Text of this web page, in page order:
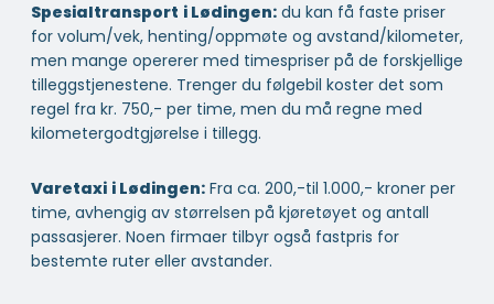
Spesialtransport i Lødingen: du kan få faste priser
for volum/vek, henting/oppmøte og avstand/kilometer,
men mange opererer med timespriser på de forskjellige
tilleggstjenestene. Trenger du følgebil koster det som
regel fra kr. 750,- per time, men du må regne med
kilometergodtgjørelse i tillegg.
Varetaxi i Lødingen: Fra ca. 200,-til 1.000,- kroner per
time, avhengig av størrelsen på kjøretøyet og antall
passasjerer. Noen firmaer tilbyr også fastpris for
bestemte ruter eller avstander.